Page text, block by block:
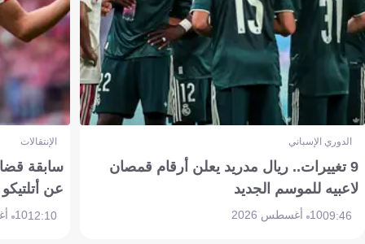
الدوري الإسباني
9 تغييرات.. ريال مدريد يعلن أرقام قمصان
لاعبيه للموسم الجديد
09:4610 أغسطس 2026
الإنتقالات
سابقة
عن أتلتيكو
12:1010 أغسطس 2026